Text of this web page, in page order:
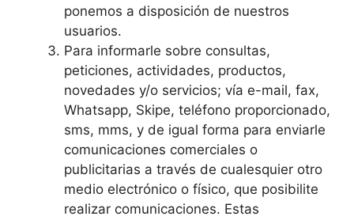
ponemos a disposición de nuestros
usuarios.
Para informarle sobre consultas,
peticiones, actividades, productos,
novedades y/o servicios; vía e-mail, fax,
Whatsapp, Skipe, teléfono proporcionado,
sms, mms, y de igual forma para enviarle
comunicaciones comerciales o
publicitarias a través de cualesquier otro
medio electrónico o físico, que posibilite
realizar comunicaciones. Estas